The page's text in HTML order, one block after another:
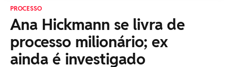
PROCESSO
Ana Hickmann se livra de
processo milionário; ex
ainda é investigado